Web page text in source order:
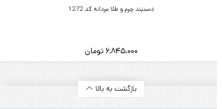
دستبند چرم و طلا مردانه کد 1272
6,845,000تومان
بازگشت به بالا